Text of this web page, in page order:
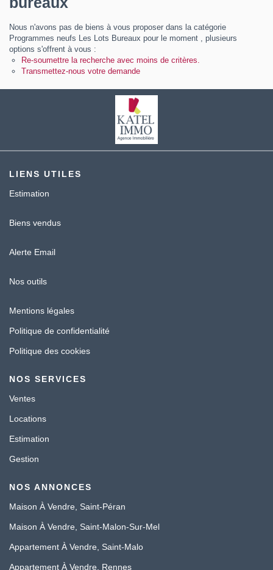
Contact
Katel Viager
Nous n'avons pas de biens à vous proposer dans la catégorie
Programmes neufs Les Lots Bureaux pour le moment , plusieurs
options s'offrent à vous :
Re-soumettre la recherche avec moins de critères.
Transmettez-nous votre demande
LIENS UTILES
Estimation
Biens vendus
Alerte Email
Nos outils
Mentions légales
Politique de confidentialité
Politique des cookies
NOS SERVICES
Ventes
Locations
Estimation
Gestion
NOS ANNONCES
Maison À Vendre, Saint-Péran
Maison À Vendre, Saint-Malon-Sur-Mel
Appartement À Vendre, Saint-Malo
Appartement À Vendre, Rennes